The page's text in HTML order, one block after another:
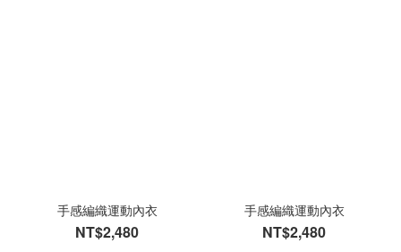
手感編織運動內衣
NT$2,480
手感編織運動內衣
NT$2,480